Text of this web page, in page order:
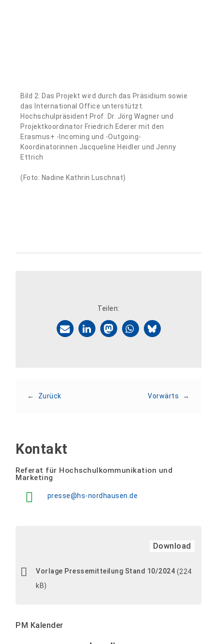
Bild 2: Das Projekt wird durch das Präsidium sowie
das International Office unterstützt.
Hochschulpräsident Prof. Dr. Jörg Wagner und
Projektkoordinator Friedrich Ederer mit den
Erasmus+ -Incoming und -Outgoing-
Koordinatorinnen Jacqueline Heidler und Jenny
Ettrich
(Foto: Nadine Kathrin Luschnat)
Teilen:
← Zurück Vorwärts →
Kontakt
Referat für Hochschulkommunikation und
Marketing
presse@hs-nordhausen.de
Download
Vorlage Pressemitteilung Stand 10/2024 (224
kB)
PM Kalender